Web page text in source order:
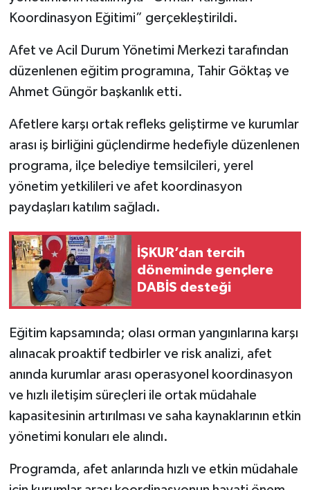
Koordinasyon Eğitimi” gerçekleştirildi.
Afet ve Acil Durum Yönetimi Merkezi tarafından
düzenlenen eğitim programına, Tahir Göktaş ve
Ahmet Güngör başkanlık etti.
Afetlere karşı ortak refleks geliştirme ve kurumlar
arası iş birliğini güçlendirme hedefiyle düzenlenen
programa, ilçe belediye temsilcileri, yerel
yönetim yetkilileri ve afet koordinasyon
paydaşları katılım sağladı.
İŞKUR’dan tercih
döneminde gençlere
DABİS desteği
Eğitim kapsamında; olası orman yangınlarına karşı
alınacak proaktif tedbirler ve risk analizi, afet
anında kurumlar arası operasyonel koordinasyon
ve hızlı iletişim süreçleri ile ortak müdahale
kapasitesinin artırılması ve saha kaynaklarının etkin
yönetimi konuları ele alındı.
Programda, afet anlarında hızlı ve etkin müdahale
BÖLGE
TÜRKİYE